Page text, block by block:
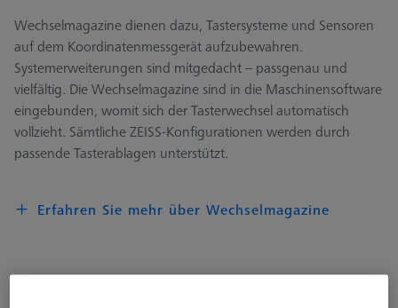
Wechselmagazine dienen dazu, Tastersysteme und Sensoren
auf dem Koordinatenmessgerät aufzubewahren.
Systemerweiterungen sind mitgedacht – passgenau und
vielfältig. Die Wechselmagazine sind in die Maschinensoftware
eingebunden, womit sich der Tasterwechsel automatisch
vollzieht. Sämtliche ZEISS-Konfigurationen werden durch
passende Tasterablagen unterstützt.
Erfahren Sie mehr über Wechselmagazine